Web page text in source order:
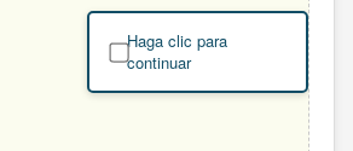
Haga clic para
continuar